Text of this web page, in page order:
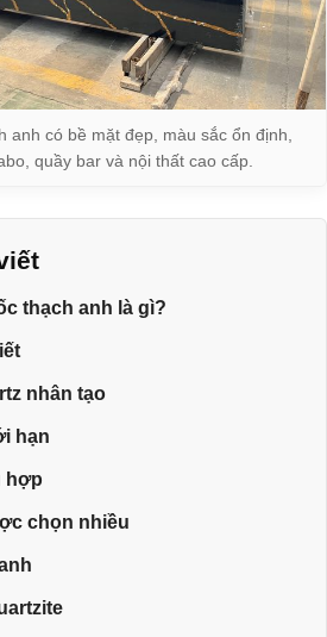
anh có bề mặt đẹp, màu sắc ổn định,
quầy bar và nội thất cao cấp.
thạch anh là gì?
nhân tạo
hạn
hợp
chọn nhiều